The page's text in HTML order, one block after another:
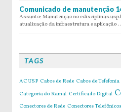
Comunicado de manutenção
Assunto: Manutenção no
atualização da infraestrutura e aplicação
TAGS
AC USP Cabos de Rede Cabos de Tefefonia
Categoria do Ramal Certificado Digital
Conectores de Rede Conectores Telefônicos